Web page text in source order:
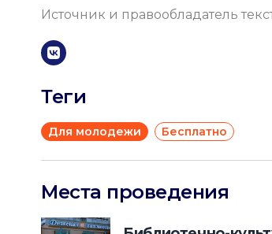
Источник и правообладатель
Теги
Для молодежи Бесплатно
Места проведения